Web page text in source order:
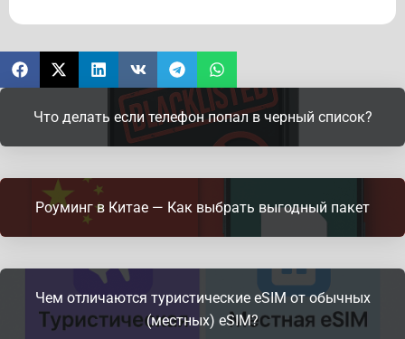
Что делать если телефон попал в черный список?
Роуминг в Китае — Как выбрать выгодный пакет
Чем отличаются туристические eSIM от обычных
(местных) eSIM?